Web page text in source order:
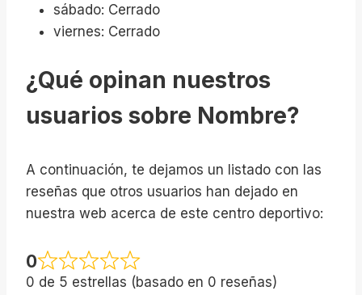
sábado: Cerrado
viernes: Cerrado
¿Qué opinan nuestros
usuarios sobre Nombre?
A continuación, te dejamos un listado con las
reseñas que otros usuarios han dejado en
nuestra web acerca de este centro deportivo:
0
0 de 5 estrellas (basado en 0 reseñas)